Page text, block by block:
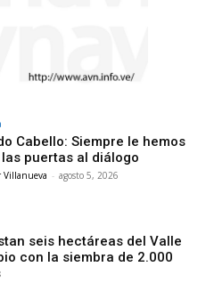
Cabello: Siempre le hemos
puertas al diálogo
Villanueva - agosto 5, 2026
seis hectáreas del Valle
con la siembra de 2.000